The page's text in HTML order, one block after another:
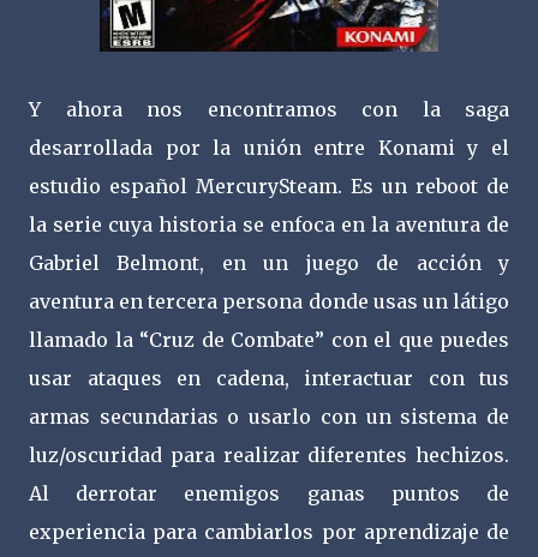
Y ahora nos encontramos con la saga
desarrollada por la unión entre Konami y el
estudio español MercurySteam. Es un reboot de
la serie cuya historia se enfoca en la aventura de
Gabriel Belmont, en un juego de acción y
aventura en tercera persona donde usas un látigo
llamado la “Cruz de Combate” con el que puedes
usar ataques en cadena, interactuar con tus
armas secundarias o usarlo con un sistema de
luz/oscuridad para realizar diferentes hechizos.
Al derrotar enemigos ganas puntos de
experiencia para cambiarlos por aprendizaje de